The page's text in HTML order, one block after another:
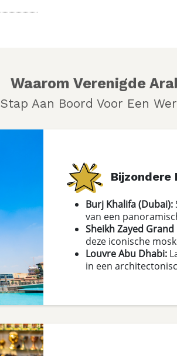
Waarom Verenigde
Stap Aan Boord Voor Een
Bijzondere
Burj Khalifa (Dubai):
van een
Sheikh Zayed
deze iconische
Louvre Abu Dhabi:
in een